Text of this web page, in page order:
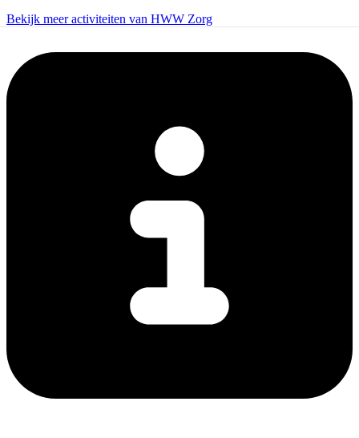
Bekijk meer activiteiten van HWW Zorg